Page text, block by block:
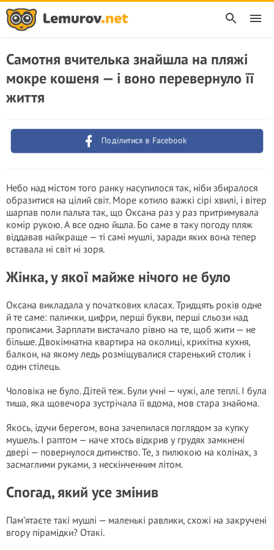
Самотня вчителька знайшла на пляжі
мокре кошеня — і воно перевернуло її
життя
Поділитися в Facebook
Небо над містом того ранку насупилося так, ніби збиралося
образитися на цілий світ. Море котило важкі сірі хвилі, і вітер
шарпав поли пальта так, що Оксана раз у раз притримувала
комір рукою. А все одно йшла. Бо саме в таку погоду пляж
віддавав найкраще — ті самі мушлі, заради яких вона тепер
вставала ні світ ні зоря.
Жінка, у якої майже нічого не було
Оксана викладала у початкових класах. Тридцять років одне
й те саме: палички, цифри, перші букви, перші сльози над
прописами. Зарплати вистачало рівно на те, щоб жити — не
більше. Двокімнатна квартира на околиці, крихітна кухня,
балкон, на якому ледь розміщувалися старенький столик і
один стілець.
Чоловіка не було. Дітей теж. Були учні — чужі, але теплі. І була
тиша, яка щовечора зустрічала її вдома, мов стара знайома.
Якось, ідучи берегом, вона зачепилася поглядом за купку
мушель. І раптом — наче хтось відкрив у грудях замкнені
двері — повернулося дитинство. Те, з пилюкою на колінах, з
засмаглими руками, з нескінченним літом.
Спогад, який усе змінив
Пам’ятаєте такі мушлі — маленькі равлики, схожі на закручені
вгору пірамідки? Отакі.